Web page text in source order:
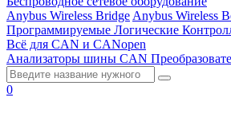
Anybus Wireless Bridge Anybus Wireless
Программируемые Логические
Всё для CAN и CANopen
Анализаторы шины CAN
0